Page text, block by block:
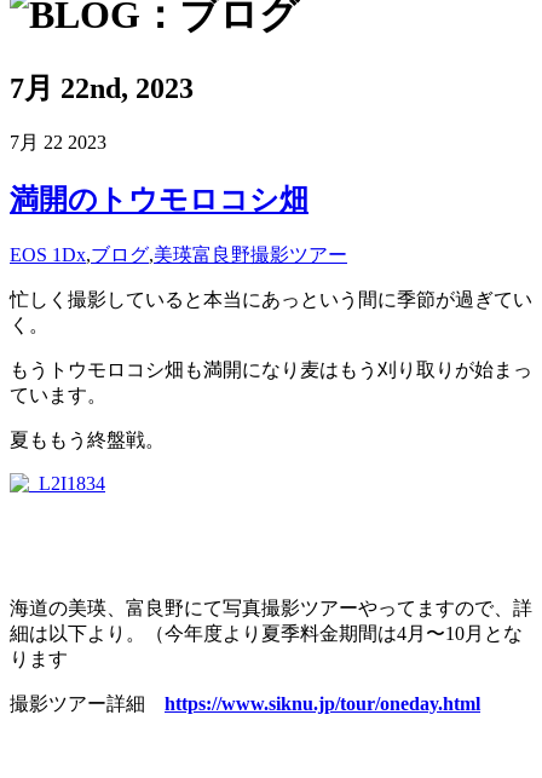
7月 22nd, 2023
7月 22 2023
満開のトウモロコシ畑
EOS 1Dx,ブログ,美瑛富良野撮影ツアー
忙しく撮影していると本当にあっという間に季節が過ぎてい
く。
もうトウモロコシ畑も満開になり麦はもう刈り取りが始まっ
ています。
夏ももう終盤戦。
海道の美瑛、富良野にて写真撮影ツアーやってますので、詳
細は以下より。（今年度より夏季料金期間は4月〜10月とな
ります
撮影ツアー詳細 https://www.siknu.jp/tour/oneday.html